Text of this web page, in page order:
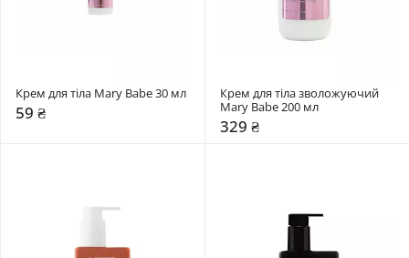
59 ₴
Крем для тіла зволожуючий
329 ₴